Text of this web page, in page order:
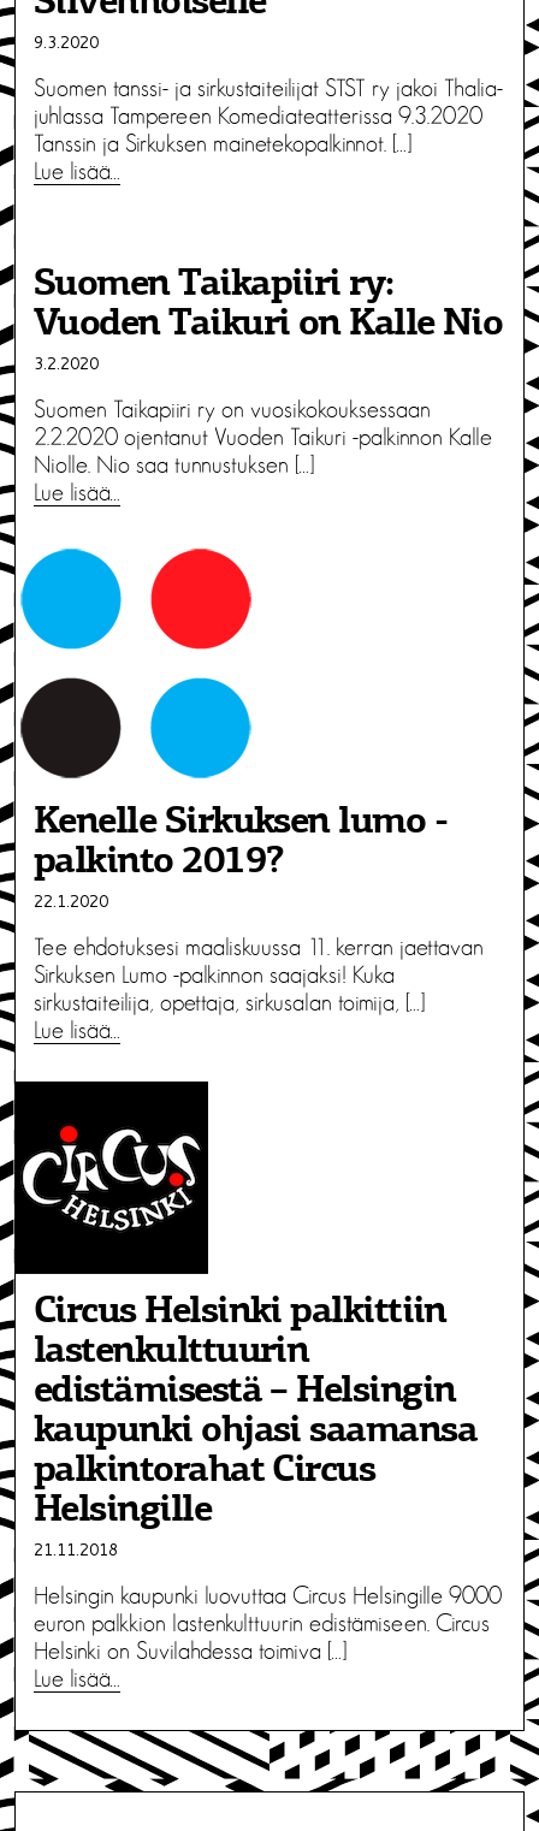
9.3.2020
Suomen tanssi- ja sirkustaiteilijat STST ry jakoi Thalia-
juhlassa Tampereen Komediateatterissa 9.3.2020
Tanssin ja Sirkuksen mainetekopalkinnot. […]
Lue lisää…
Suomen Taikapiiri ry:
Vuoden Taikuri on Kalle Nio
3.2.2020
Suomen Taikapiiri ry on vuosikokouksessaan
2.2.2020 ojentanut Vuoden Taikuri -palkinnon Kalle
Niolle. Nio saa tunnustuksen […]
Lue lisää…
Kenelle Sirkuksen lumo -
palkinto 2019?
22.1.2020
Tee ehdotuksesi maaliskuussa 11. kerran jaettavan
Sirkuksen Lumo -palkinnon saajaksi! Kuka
sirkustaiteilija, opettaja, sirkusalan toimija, […]
Lue lisää…
Circus Helsinki palkittiin
lastenkulttuurin
edistämisestä – Helsingin
kaupunki ohjasi saamansa
palkintorahat Circus
Helsingille
21.11.2018
Helsingin kaupunki luovuttaa Circus Helsingille 9000
euron palkkion lastenkulttuurin edistämiseen. Circus
Helsinki on Suvilahdessa toimiva […]
Lue lisää…